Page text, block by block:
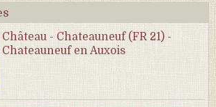
Château - Chateauneuf (FR 21) -
Chateauneuf en Auxois